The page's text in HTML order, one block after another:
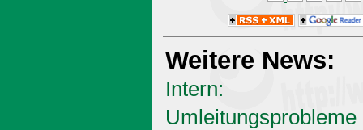
Weitere News:
Intern:
Umleitungsprobleme